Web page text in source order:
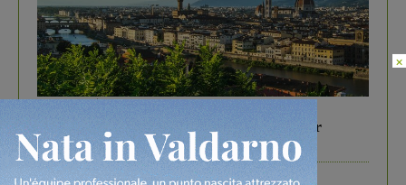
Gita di famiglia a Firenze: 5 idee per far
divertire i tuoi figli
×